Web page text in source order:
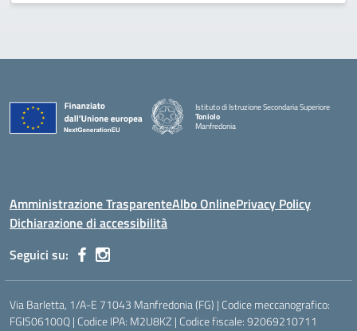
Istituto di Istruzione Secondaria Superiore
Toniolo
Manfredonia
Amministrazione TrasparenteAlbo OnlinePrivacy Policy
Dichiarazione di accessibilità
Seguici su:
Via Barletta, 1/A-E 71043 Manfredonia (FG) | Codice meccanografico:
FGIS06100Q | Codice IPA: M2U8KZ | Codice fiscale: 92069210711